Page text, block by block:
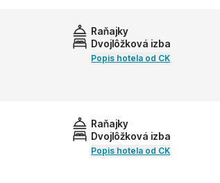
Raňajky
Dvojlôžková izba
Popis hotela od CK
Raňajky
Dvojlôžková izba
Popis hotela od CK